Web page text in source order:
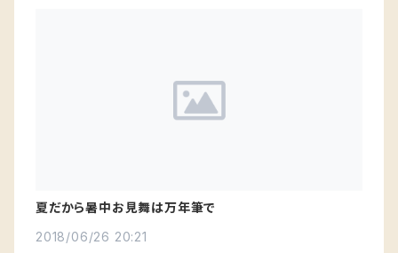
夏だから暑中お見舞は万年筆で
2018/06/26 20:21